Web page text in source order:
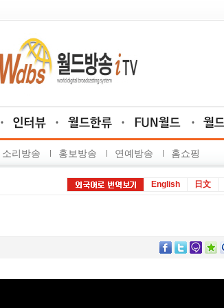
소리방송 홍보방송 연예방송 홈쇼핑
English 日文